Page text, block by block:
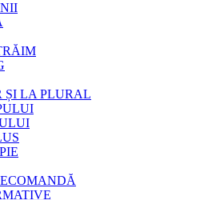
ȘI LA PLURAL